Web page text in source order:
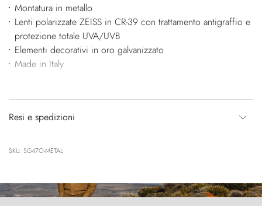
Montatura in metallo
Lenti polarizzate ZEISS in CR-39 con trattamento antigraffio e
protezione totale UVA/UVB
Elementi decorativi in oro galvanizzato
Made in Italy
Resi e spedizioni
SKU: SG47O-METAL